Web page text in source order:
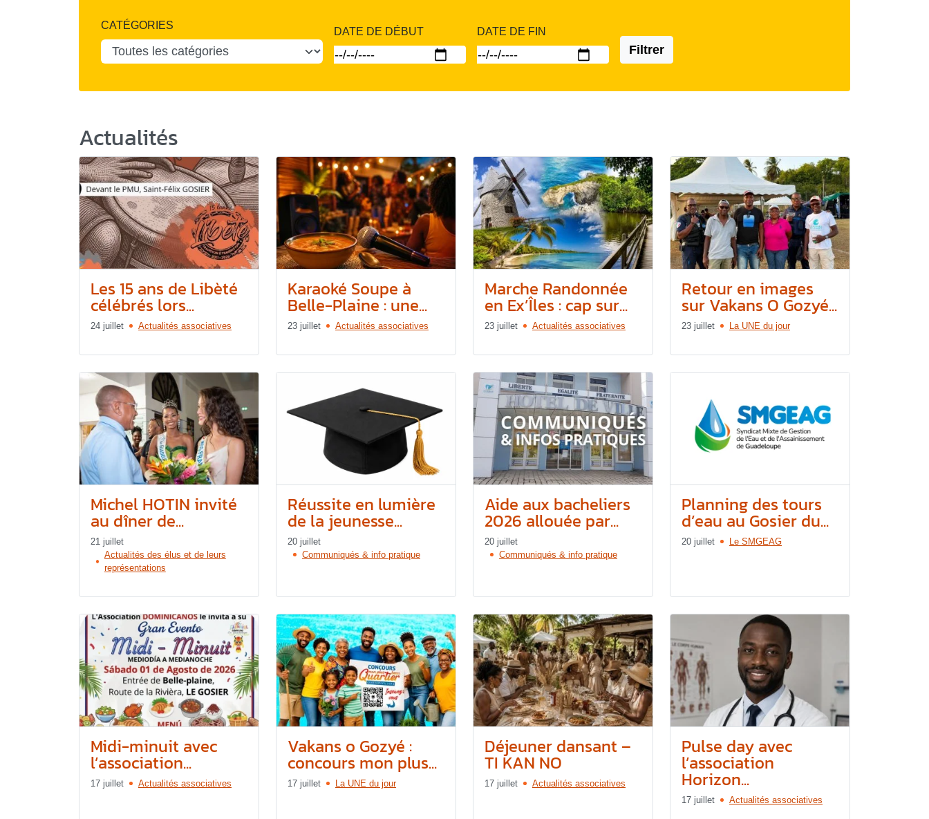
CATÉGORIES
DATE DE DÉBUT DATE DE FIN
Filtrer
Actualités
Les 15 ans de Libèté
célébrés lors...
24 juillet Actualités associatives
Karaoké Soupe à
Belle-Plaine : une...
23 juillet Actualités associatives
Marche Randonnée
en Ex’Îles : cap sur...
23 juillet Actualités associatives
Retour en images
sur Vakans O Gozyé...
23 juillet La UNE du jour
Michel HOTIN invité
au dîner de...
21 juillet
Actualités des élus et de leurs
représentations
Réussite en lumière
de la jeunesse...
20 juillet
Communiqués & info pratique
Aide aux bacheliers
2026 allouée par...
20 juillet
Communiqués & info pratique
Planning des tours
d’eau au Gosier du...
20 juillet Le SMGEAG
Midi-minuit avec
l’association...
17 juillet Actualités associatives
Vakans o Gozyé :
concours mon plus...
17 juillet La UNE du jour
Déjeuner dansant –
TI KAN NO
17 juillet Actualités associatives
Pulse day avec
l’association
Horizon...
17 juillet Actualités associatives